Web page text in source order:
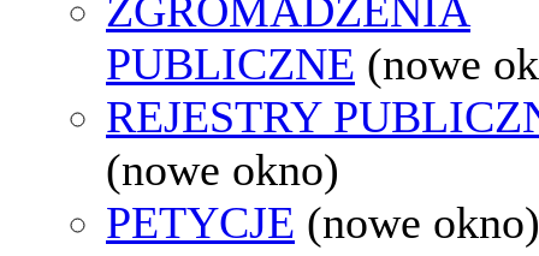
ZGROMADZENIA
PUBLICZNE (nowe
REJESTRY
(nowe okno)
PETYCJE (nowe okno)